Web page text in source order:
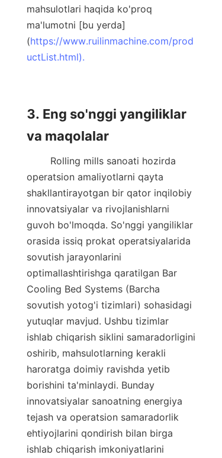
mahsulotlari haqida ko'proq
ma'lumotni [bu yerda]
(https://www.ruilinmachine.com/prod
uctList.html).
3. Eng so'nggi yangiliklar
va maqolalar
operatsion amaliyotlarni qayta
shakllantirayotgan bir qator inqilobiy
innovatsiyalar va rivojlanishlarni
guvoh bo'lmoqda. So'nggi yangiliklar
orasida issiq prokat operatsiyalarida
sovutish jarayonlarini
optimallashtirishga qaratilgan Bar
Cooling Bed Systems (Barcha
sovutish yotog'i tizimlari) sohasidagi
yutuqlar mavjud. Ushbu tizimlar
ishlab chiqarish siklini samaradorligini
oshirib, mahsulotlarning kerakli
haroratga doimiy ravishda yetib
borishini ta'minlaydi. Bunday
innovatsiyalar sanoatning energiya
tejash va operatsion samaradorlik
ehtiyojlarini qondirish bilan birga
ishlab chiqarish imkoniyatlarini